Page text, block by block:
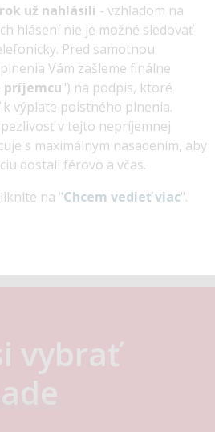
alebo ho z pivnice
bicykel či kolobežku
pred rôznymi rizikami, aby
vybrať
už nahlásili - vzhľadom na
hlásení nie je možné sledovať
Pred samotnou
Vám zašleme finálne
príjemcu") na podpis, ktoré
výplate poistného plnenia.
v tejto nepríjemnej
s maximálnym nasadením, aby
dostali férovo a včas.
na "Chcem vedieť viac".